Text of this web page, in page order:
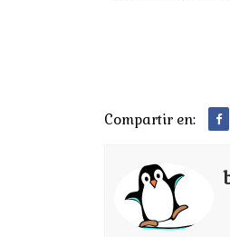
Compartir en: